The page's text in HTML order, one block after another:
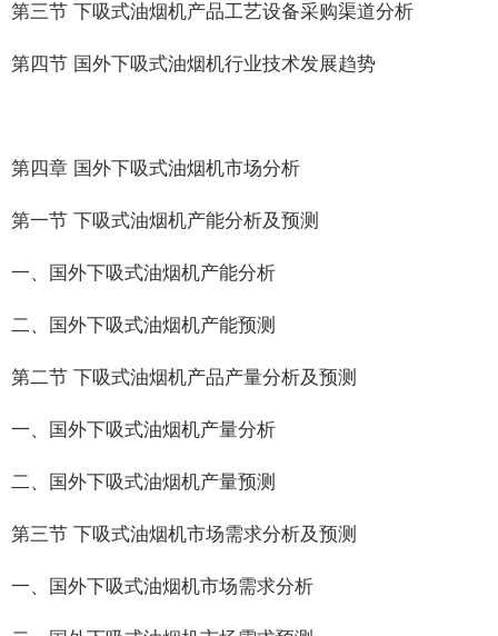
第三节 下吸式油烟机产品工艺设备采购渠道分析
第四节 国外下吸式油烟机行业技术发展趋势
第四章 国外下吸式油烟机市场分析
第一节 下吸式油烟机产能分析及预测
一、国外下吸式油烟机产能分析
二、国外下吸式油烟机产能预测
第二节 下吸式油烟机产品产量分析及预测
一、国外下吸式油烟机产量分析
二、国外下吸式油烟机产量预测
第三节 下吸式油烟机市场需求分析及预测
一、国外下吸式油烟机市场需求分析